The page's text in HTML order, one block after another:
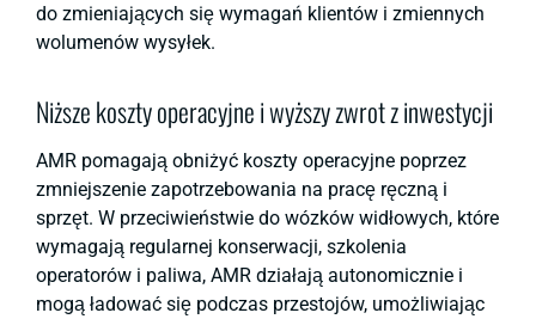
do zmieniających się wymagań klientów i zmiennych
wolumenów wysyłek.
Niższe koszty operacyjne i wyższy zwrot z inwestycji
AMR pomagają obniżyć koszty operacyjne poprzez
zmniejszenie zapotrzebowania na pracę ręczną i
sprzęt. W przeciwieństwie do wózków widłowych, które
wymagają regularnej konserwacji, szkolenia
operatorów i paliwa, AMR działają autonomicznie i
mogą ładować się podczas przestojów, umożliwiając